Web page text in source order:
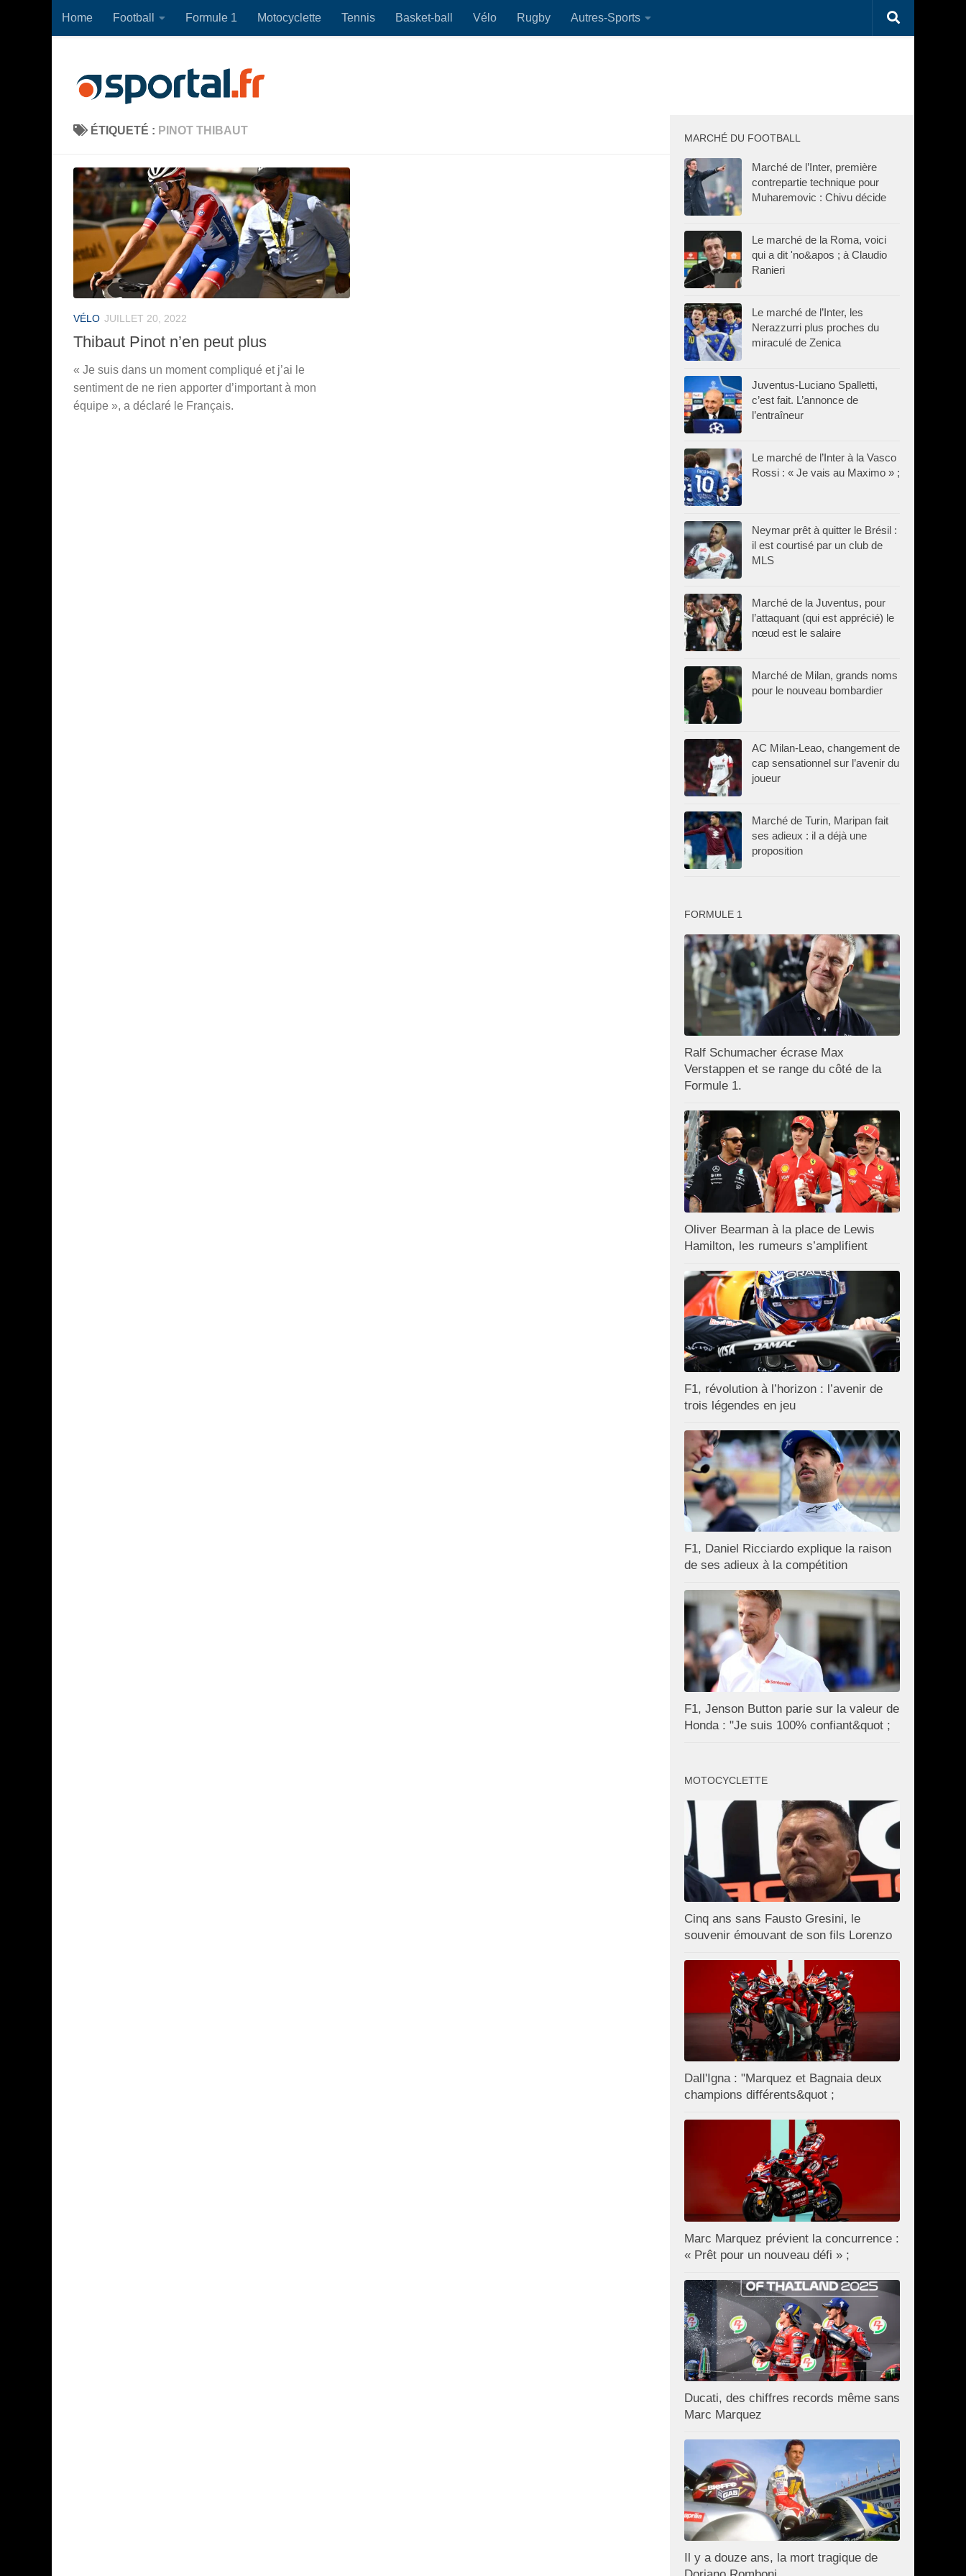
Skip to content
Home Football Formule 1 Motocyclette Tennis Basket-ball Vélo Rugby Autres-Sports
ÉTIQUETÉ : PINOT THIBAUT
VÉLO JUILLET 20, 2022
Thibaut Pinot n’en peut plus
« Je suis dans un moment compliqué et j’ai le
sentiment de ne rien apporter d’important à mon
équipe », a déclaré le Français.
MARCHÉ DU FOOTBALL
Marché de l’Inter, première
contrepartie technique pour
Muharemovic : Chivu décide
Le marché de la Roma, voici
qui a dit 'no&apos ; à Claudio
Ranieri
Le marché de l’Inter, les
Nerazzurri plus proches du
miraculé de Zenica
Juventus-Luciano Spalletti,
c’est fait. L’annonce de
l’entraîneur
Le marché de l’Inter à la Vasco
Rossi : « Je vais au Maximo » ;
Neymar prêt à quitter le Brésil :
il est courtisé par un club de
MLS
Marché de la Juventus, pour
l’attaquant (qui est apprécié) le
nœud est le salaire
Marché de Milan, grands noms
pour le nouveau bombardier
AC Milan-Leao, changement de
cap sensationnel sur l’avenir du
joueur
Marché de Turin, Maripan fait
ses adieux : il a déjà une
proposition
FORMULE 1
Ralf Schumacher écrase Max
Verstappen et se range du côté de la
Formule 1.
Oliver Bearman à la place de Lewis
Hamilton, les rumeurs s’amplifient
F1, révolution à l’horizon : l’avenir de
trois légendes en jeu
F1, Daniel Ricciardo explique la raison
de ses adieux à la compétition
F1, Jenson Button parie sur la valeur de
Honda : "Je suis 100% confiant&quot ;
MOTOCYCLETTE
Cinq ans sans Fausto Gresini, le
souvenir émouvant de son fils Lorenzo
Dall'Igna : "Marquez et Bagnaia deux
champions différents&quot ;
Marc Marquez prévient la concurrence :
« Prêt pour un nouveau défi » ;
Ducati, des chiffres records même sans
Marc Marquez
Il y a douze ans, la mort tragique de